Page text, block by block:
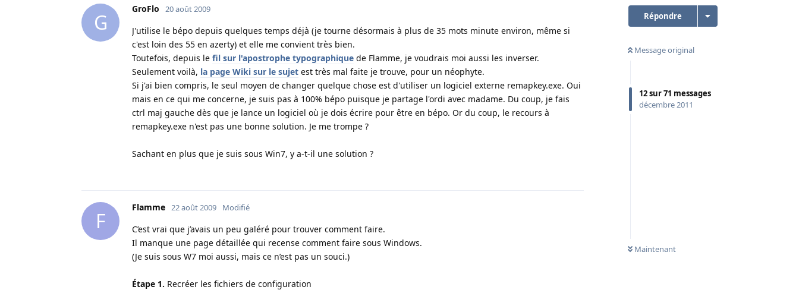
Répondre
Message original
12sur71 messages
décembre 2011
Maintenant
G
GroFlo 20 août 2009
J'utilise le bépo depuis quelques temps déjà (je tourne désormais à plus de 35 mots minute environ, même si
c'est loin des 55 en azerty) et elle me convient très bien.
Toutefois, depuis le fil sur l'apostrophe typographique de Flamme, je voudrais moi aussi les inverser.
Seulement voilà, la page Wiki sur le sujet est très mal faite je trouve, pour un néophyte.
Si j'ai bien compris, le seul moyen de changer quelque chose est d'utiliser un logiciel externe remapkey.exe. Oui
mais en ce qui me concerne, je suis pas à 100% bépo puisque je partage l'ordi avec madame. Du coup, je fais
ctrl maj gauche dès que je lance un logiciel où je dois écrire pour être en bépo. Or du coup, le recours à
remapkey.exe n'est pas une bonne solution. Je me trompe ?
Sachant en plus que je suis sous Win7, y a-t-il une solution ?
F
Flamme 22 août 2009 Modifié
C’est vrai que j’avais un peu galéré pour trouver comment faire.
Il manque une page détaillée qui recense comment faire sous Windows.
(Je suis sous W7 moi aussi, mais ce n’est pas un souci.)
Étape 1. Recréer les fichiers de configuration